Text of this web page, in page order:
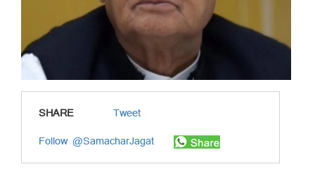
SHARE
Tweet
Follow @SamacharJagat